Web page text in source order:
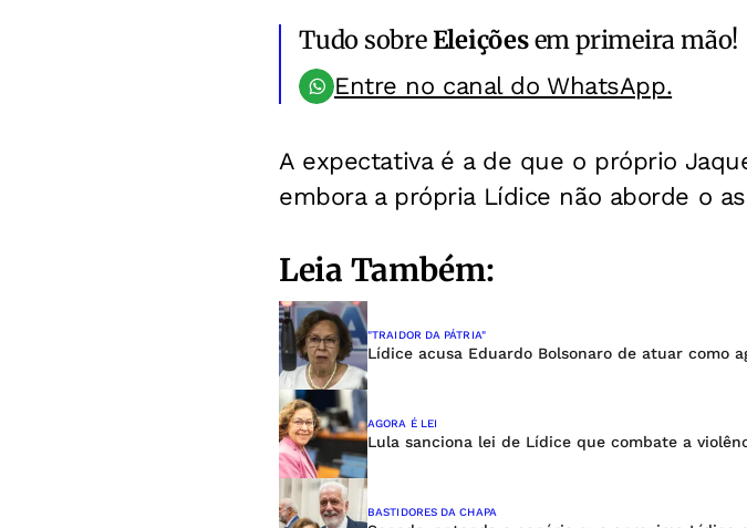
Tudo sobreEleiçõesem primeira mão!
Entre no canal do WhatsApp.
A expectativa é a de que o próprio
embora a própria Lídice não aborde o
Leia Também:
"TRAIDOR DA PÁTRIA"
Lídice acusa Eduardo Bolsonaro de atuar como
AGORA É LEI
Lula sanciona lei de Lídice que combate a
BASTIDORES DA CHAPA